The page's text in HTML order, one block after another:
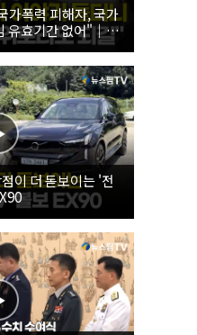
폭력 피해자, 국가
유효기간 없어"｜
위로 오찬
이 더 돋보이는 '전